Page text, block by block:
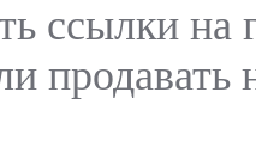
ссылки на
продавать